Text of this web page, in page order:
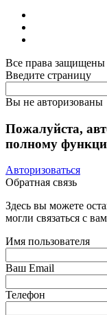
Все права
Введите страницу
Вы не авторизованы
Пожалуйста,
полному
Авторизоваться
Обратная связь
Здесь вы можете
могли связаться с
Имя пользователя
Ваш Email
Телефон